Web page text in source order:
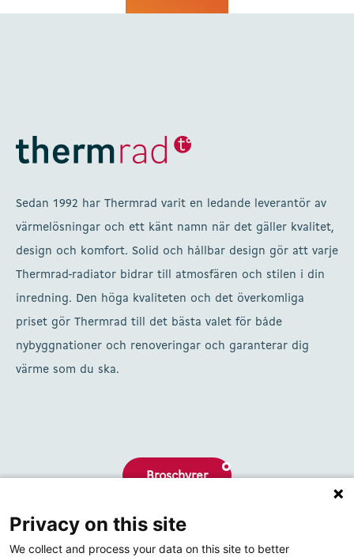
Sedan 1992 har Thermrad varit en ledande leverantör av
värmelösningar och ett känt namn när det gäller kvalitet,
design och komfort. Solid och hållbar design gör att varje
Thermrad-radiator bidrar till atmosfären och stilen i din
inredning. Den höga kvaliteten och det överkomliga
priset gör Thermrad till det bästa valet för både
nybyggnationer och renoveringar och garanterar dig
värme som du ska.
Broschyrer
Om oss
Privacy on this site
We collect and process your data on this site to better